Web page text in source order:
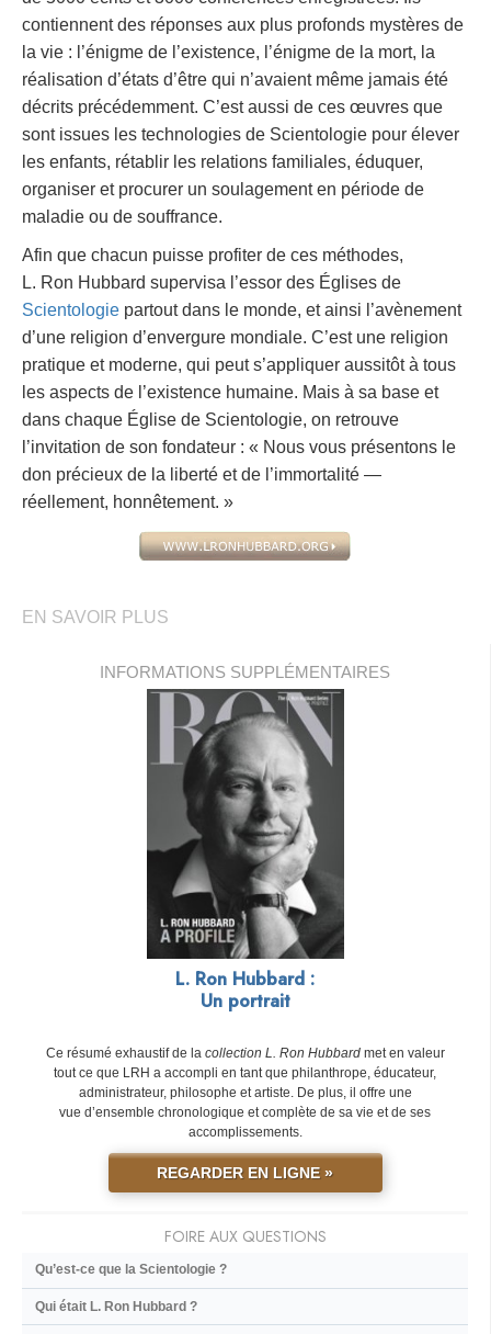
contiennent des réponses aux plus profonds mystères de
la vie : l’énigme de l’existence, l’énigme de la mort, la
réalisation d’états d’être qui n’avaient même jamais été
décrits précédemment. C’est aussi de ces œuvres que
sont issues les technologies de Scientologie pour élever
les enfants, rétablir les relations familiales, éduquer,
organiser et procurer un soulagement en période de
maladie ou de souffrance.
Afin que chacun puisse profiter de ces méthodes,
L. Ron Hubbard supervisa l’essor des Églises de
Scientologie partout dans le monde, et ainsi l’avènement
d’une religion d’envergure mondiale. C’est une religion
pratique et moderne, qui peut s’appliquer aussitôt à tous
les aspects de l’existence humaine. Mais à sa base et
dans chaque Église de Scientologie, on retrouve
l’invitation de son fondateur : « Nous vous présentons le
don précieux de la liberté et de l’immortalité —
réellement, honnêtement. »
EN SAVOIR PLUS
INFORMATIONS SUPPLÉMENTAIRES
L. Ron Hubbard :
Un portrait
Ce résumé exhaustif de la collection L. Ron Hubbardmet en valeur
tout ce que LRH a accompli en tant que philanthrope, éducateur,
administrateur, philosophe et artiste. De plus, il offre une
vue d’ensemble chronologique et complète de sa vie et de ses
accomplissements.
REGARDER EN LIGNE »
FOIRE AUX QUESTIONS
Qu’est-ce que la Scientologie ?
Qui était L. Ron Hubbard ?